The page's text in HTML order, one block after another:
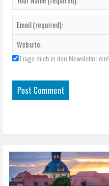
Trage mich in den Newsletter ein!